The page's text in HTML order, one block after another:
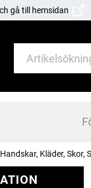
gå till hemsidan
Kläder, Skor,